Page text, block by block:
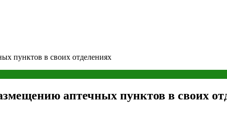
пунктов в своих отделениях
аптечных пунктов в своих